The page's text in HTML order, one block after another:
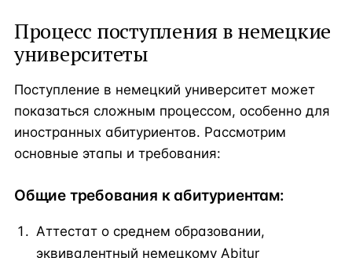
Процесс поступления в немецкие
университеты
Поступление в немецкий университет может
показаться сложным процессом, особенно для
иностранных абитуриентов. Рассмотрим
основные этапы и требования:
Общие требования к абитуриентам:
Аттестат о среднем образовании,
эквивалентный немецкому Abitur